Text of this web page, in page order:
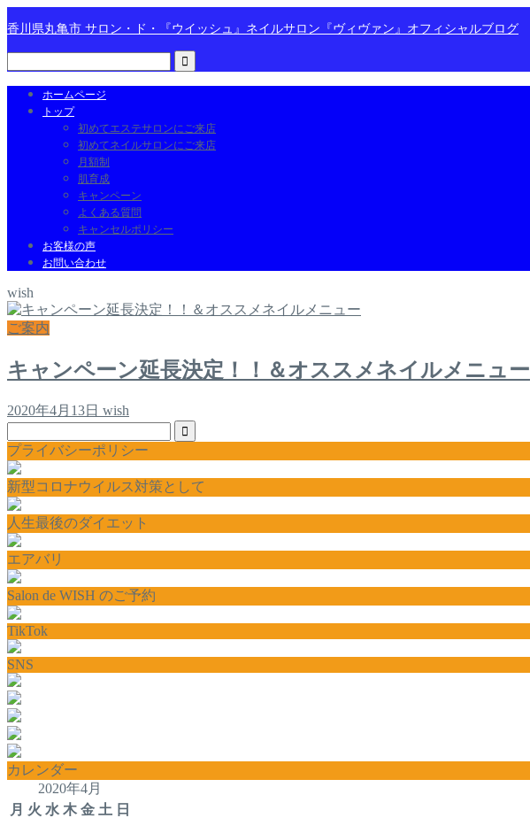
香川県丸亀市 サロン・ド・『ウイッシュ』ネイルサロン『ヴィヴァン』オフィシャルブログ
ホームページ
トップ
初めてエステサロンにご来店
初めてネイルサロンにご来店
月額制
肌育成
キャンペーン
よくある質問
キャンセルポリシー
お客様の声
お問い合わせ
wish
ご案内
キャンペーン延長決定！！＆オススメネイルメニュー
2020年4月13日 wish
プライバシーポリシー
新型コロナウイルス対策として
人生最後のダイエット
エアバリ
Salon de WISH のご予約
TikTok
SNS
カレンダー
2020年4月
月 火 水 木 金 土 日